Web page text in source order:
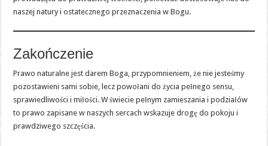
naszej natury i ostatecznego przeznaczenia w Bogu.
Zakończenie
Prawo naturalne jest darem Boga, przypomnieniem, że nie jesteśmy
pozostawieni sami sobie, lecz powołani do życia pełnego sensu,
sprawiedliwości i miłości. W świecie pełnym zamieszania i podziałów
to prawo zapisane w naszych sercach wskazuje drogę do pokoju i
prawdziwego szczęścia.